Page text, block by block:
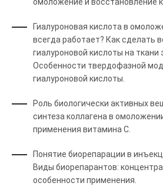
Гиалуроновая кислота в
всегда работает? Как сделать
гиалуроновой кислоты на
Особенности твердофазной
гиалуроновой кислоты.
Роль биологически активных
синтеза коллагена в
применения витамина С.
Понятие биорепарации в
Виды биорепарантов:
особенности применения.